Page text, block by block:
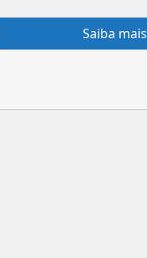
Saiba mais